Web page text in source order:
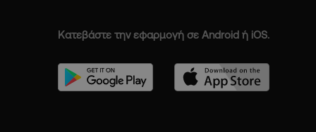
Κατεβάστε την εφαρμογή σε Android ή iOS.